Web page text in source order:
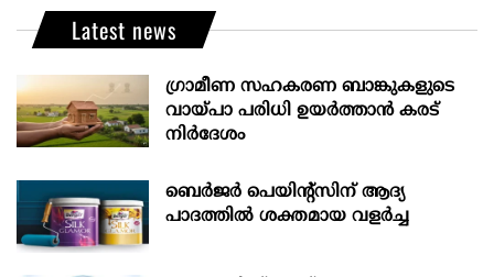
Latest news
ഗ്രാമീണ സഹകരണ ബാങ്കുകളുടെ
വായ്പാ പരിധി ഉയർത്താൻ കരട്
നിർദേശം
ബെർജർ പെയിന്റ്സിന് ആദ്യ
പാദത്തിൽ ശക്തമായ വളർച്ച